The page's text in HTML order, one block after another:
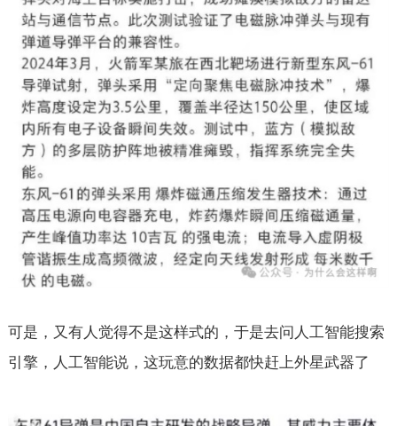
可是，又有人觉得不是这样式的，于是去问人工智能搜索
引擎，人工智能说，这玩意的数据都快赶上外星武器了